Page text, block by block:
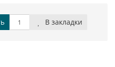
В закладки